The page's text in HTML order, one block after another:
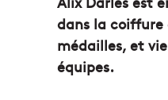
dans la coiffure
médailles, et
équipes.